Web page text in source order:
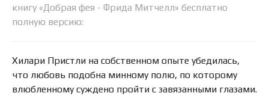
книгу «Добрая фея - Фрида Митчелл» бесплатно
полную версию:
Хилари Пристли на собственном опыте убедилась,
что любовь подобна минному полю, по которому
влюбленному суждено пройти с завязанными глазами.